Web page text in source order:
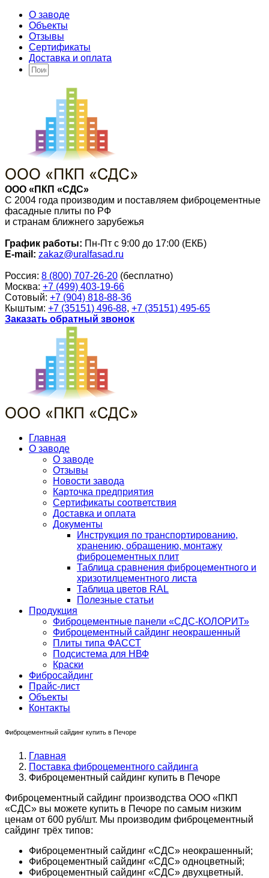
О заводе
Объекты
Отзывы
Сертификаты
Доставка и оплата
ООО «ПКП «СДС»
С 2004 года производим и поставляем фиброцементные
фасадные плиты по РФ
и странам ближнего зарубежья
График работы: Пн-Пт с 9:00 до 17:00 (ЕКБ)
E-mail: zakaz@uralfasad.ru
Россия: 8 (800) 707-26-20 (бесплатно)
Москва: +7 (499) 403-19-66
Сотовый: +7 (904) 818-88-36
Кыштым: +7 (35151) 496-88, +7 (35151) 495-65
Заказать обратный звонок
Главная
О заводе
О заводе
Отзывы
Новости завода
Карточка предприятия
Сертификаты соответствия
Доставка и оплата
Документы
Инструкция по транспортированию,
хранению, обращению, монтажу
фиброцементных плит
Таблица сравнения фиброцементного и
хризотилцементного листа
Таблица цветов RAL
Полезные статьи
Продукция
Фиброцементные панели «СДС-КОЛОРИТ»
Фиброцементный сайдинг неокрашенный
Плиты типа ФАССТ
Подсистема для НВФ
Краски
Фибросайдинг
Прайс-лист
Объекты
Контакты
Фиброцементный сайдинг купить в Печоре
Главная
Поставка фиброцементного сайдинга
Фиброцементный сайдинг купить в Печоре
Фиброцементный сайдинг производства ООО «ПКП
«СДС» вы можете купить в Печоре по самым низким
ценам от 600 руб/шт. Мы производим фиброцементный
сайдинг трёх типов:
Фиброцементный сайдинг «СДС» неокрашенный;
Фиброцементный сайдинг «СДС» одноцветный;
Фиброцементный сайдинг «СДС» двухцветный.